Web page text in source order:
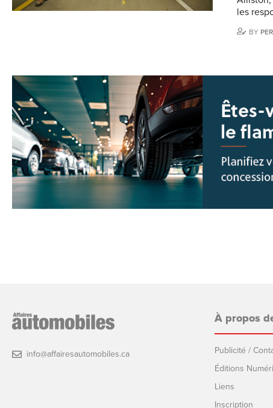
les
BY
info@affairesautomobiles.ca
À propos
Publicité /
Éditions
Liens
Inscription